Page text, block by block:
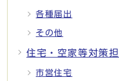
各種届出
その他
住宅・空家等対策
市営住宅